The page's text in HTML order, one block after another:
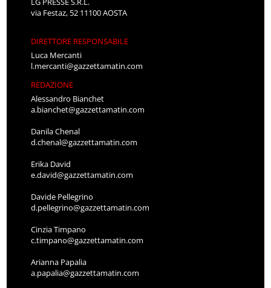
via Festaz, 52 11100 AOSTA
DIRETTORE RESPONSABILE
Luca Mercanti
l.mercanti@gazzettamatin.com
REDAZIONE
Alessandro Bianchet
a.bianchet@gazzettamatin.com
Danila Chenal
d.chenal@gazzettamatin.com
Erika David
e.david@gazzettamatin.com
Davide Pellegrino
d.pellegrino@gazzettamatin.com
Cinzia Timpano
c.timpano@gazzettamatin.com
Arianna Papalia
a.papalia@gazzettamatin.com